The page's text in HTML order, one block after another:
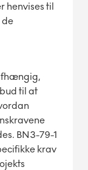
henvises til
de
til at
BN3-79-1
krav